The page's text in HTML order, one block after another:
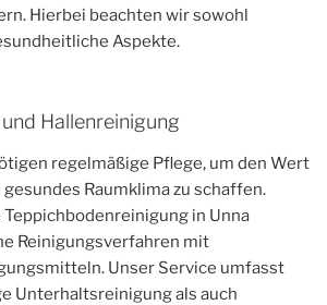
Hierbei beachten wir sowohl
Aspekte.
Hallenreinigung
regelmäßige Pflege, um den Wert
Raumklima zu schaffen.
in Unna
Reinigungsverfahren mit
Unser Service umfasst
Unterhaltsreinigung als auch